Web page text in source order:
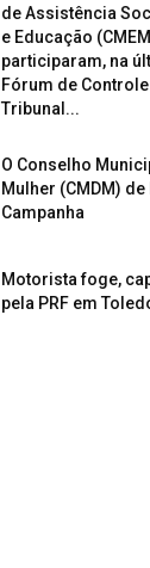
de Assistência
e Educação
participaram, na
Fórum de
Tribunal...
O Conselho
Mulher (CMDM)
Campanha
Motorista foge,
pela PRF em